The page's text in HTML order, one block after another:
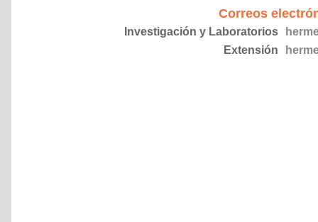
Correos
Investigación y Laboratorios
Extensión